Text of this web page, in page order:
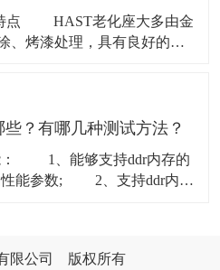
由金
、烤漆处理，具有良好的抗
劣环境下均能正常运行。此
？有哪几种测试方法？
的
支持ddr内存
限公司 版权所有